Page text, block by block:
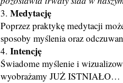
Medytację
Poprzez praktykę medytacji
sposoby myślenia oraz
Intencję
Świadome myślenie i
wyobrażamy JUŻ ISTNIAŁO…